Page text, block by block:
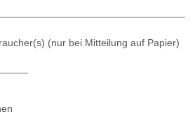
(nur bei Mitteilung auf Papier)